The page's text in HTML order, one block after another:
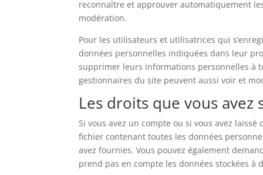
reconnaître et approuver automatiquement
modération.
Pour les utilisateurs et utilisatrices qui
données personnelles indiquées dans leur
supprimer leurs informations personnelles à
gestionnaires du site peuvent aussi voir et
Les droits que vous avez
Si vous avez un compte ou si vous avez
fichier contenant toutes les données
avez fournies. Vous pouvez également
prend pas en compte les données stockées